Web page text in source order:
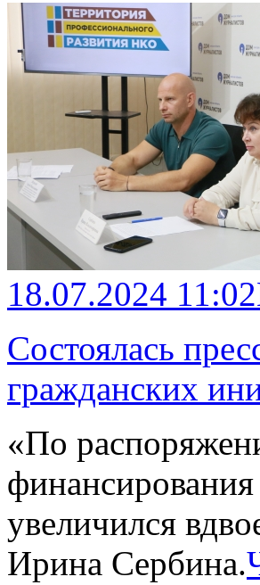
18.07.2024 11:02
Состоялась
гражданских
«По
увеличился
Ирина Сербина.